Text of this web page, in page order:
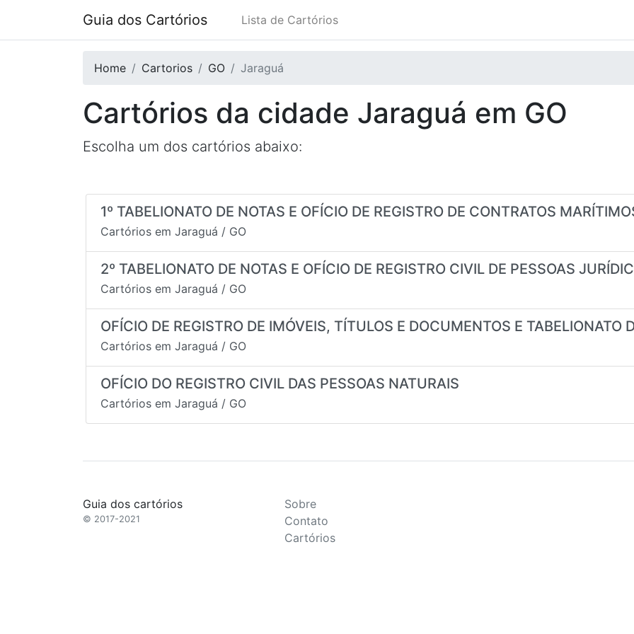
Guia dos Cartórios Lista de Cartórios
Home Cartorios GO Jaraguá
Cartórios da cidade Jaraguá em GO
Escolha um dos cartórios abaixo:
1º TABELIONATO DE NOTAS E OFÍCIO DE REGISTRO DE CONTRATOS
Cartórios em Jaraguá / GO
2º TABELIONATO DE NOTAS E OFÍCIO DE REGISTRO CIVIL DE PESSOAS
Cartórios em Jaraguá / GO
OFÍCIO DE REGISTRO DE IMÓVEIS, TÍTULOS E DOCUMENTOS E TABELIONATO
Cartórios em Jaraguá / GO
OFÍCIO DO REGISTRO CIVIL DAS PESSOAS NATURAIS
Cartórios em Jaraguá / GO
Guia dos cartórios
© 2017-2021
Sobre
Contato
Cartórios